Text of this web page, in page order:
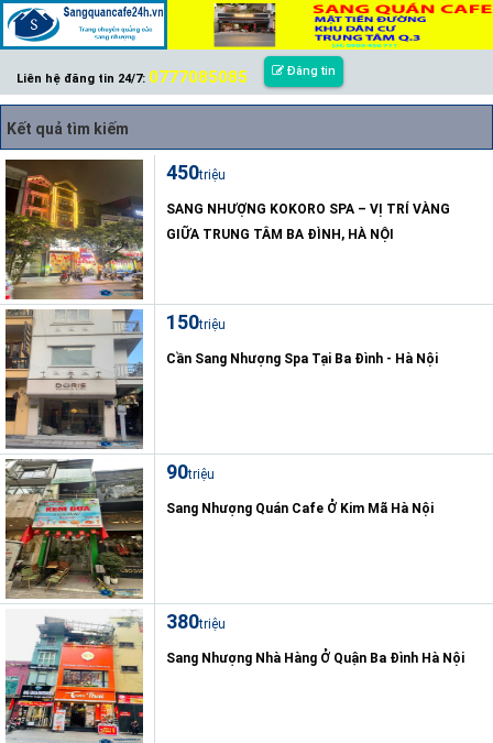
Liên hệ đăng tin 24/7: 0777085085 Đăng tin
Kết quả tìm kiếm
450triệu
SANG NHƯỢNG KOKORO SPA – VỊ TRÍ VÀNG
GIỮA TRUNG TÂM BA ĐÌNH, HÀ NỘI
150triệu
Cần Sang Nhượng Spa Tại Ba Đình - Hà Nội
90triệu
Sang Nhượng Quán Cafe Ở Kim Mã Hà Nội
380triệu
Sang Nhượng Nhà Hàng Ở Quận Ba Đình Hà Nội